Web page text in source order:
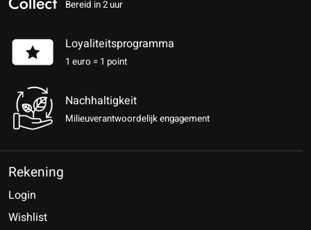
Bereid in 2 uur
Loyaliteitsprogramma
1 euro = 1 point
Nachhaltigkeit
Milieuverantwoordelijk engagement
Rekening
Login
Wishlist